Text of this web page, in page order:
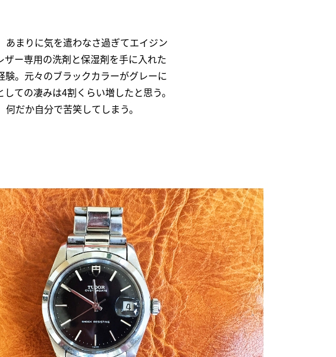
まりに気を遣わなさ過ぎてエイジン
ー専用の洗剤と保湿剤を手に入れた
。元々のブラックカラーがグレーに
ての凄みは4割くらい増したと思う。
だか自分で苦笑してしまう。